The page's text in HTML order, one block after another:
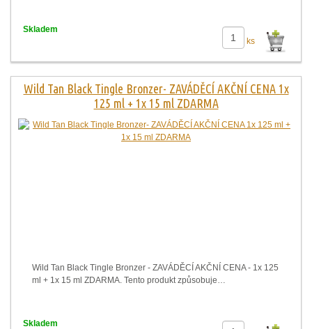
ks
Skladem
Wild Tan Black Tingle Bronzer- ZAVÁDĚCÍ AKČNÍ CENA 1x
125 ml + 1x 15 ml ZDARMA
Wild Tan Black Tingle Bronzer - ZAVÁDĚCÍ AKČNÍ CENA - 1x 125
ml + 1x 15 ml ZDARMA. Tento produkt způsobuje…
Skladem